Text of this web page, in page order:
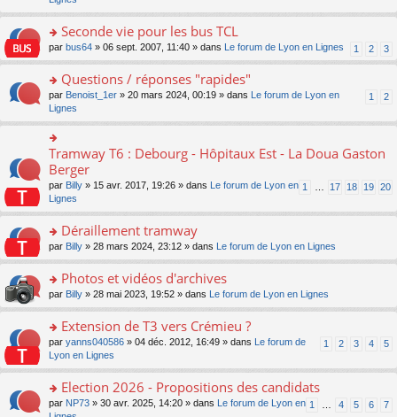
s
ré
c
e
le
u
s
ré
c
e
nt
e
n
o
n
pl
u
s
ré
c
e
nt
m
e
s
s
e
n
o
n
lu
le
pl
u
s
ré
c
e
nt
s
er
le
m
e
s
s
g
n
o
n
lu
le
u
s
ré
c
e
o
n
ult
er
le
m
e
s
g
o
n
lu
pl
u
s
ré
c
e
Seconde vie pour les bus TCL
1 2 3
par bus64 » 06 sept. 2007, 11:40 » dans Le forum de Lyon en Lignes
o
s
ult
er
le
m
e
s
s
a
e
o
n
lu
pl
u
s
ré
c
e
nt
Questions / réponses "rapides"
1 2
par Benoist_1er » 20 mars 2024, 00:19 » dans
Le forum de Lyon en
Lignes
o
n
ult
er
le
m
e
s
a
g
e
n
o
n
pl
u
Tramway T6 : Debourg - Hôpitaux Est - La Doua Gaston
Berger
1 17 18 19 20
par Billy » 15 avr. 2017, 19:26 » dans
Le forum de Lyon en
Lignes
o
n
ult
er
le
m
e
s
g
e
Déraillement tramway
par Billy » 28 mars 2024, 23:12 » dans Le forum de Lyon en Lignes
o
n
ult
er
le
m
e
s
s
Photos et vidéos d'archives
par Billy » 28 mai 2023, 19:52 » dans Le forum de Lyon en Lignes
o
s
er
le
Extension de T3 vers Crémieu ?
1 2 3 4 5
par yanns040586 » 04 déc. 2012, 16:49 » dans
Le forum de
Lyon en Lignes
o
Election 2026 - Propositions des candidats
1 4 5 6 7
par NP73 » 30 avr. 2025, 14:20 » dans
Le forum de Lyon en